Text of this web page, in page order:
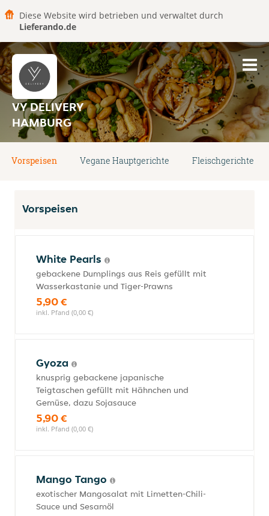
Diese Website wird betrieben und verwaltet durch
Lieferando.de
VY DELIVERY
HAMBURG
Vorspeisen Vegane Hauptgerichte Fleischgerichte
Vorspeisen
White Pearls
gebackene Dumplings aus Reis gefüllt mit
Wasserkastanie und Tiger-Prawns
5,90 €
inkl. Pfand (0,00 €)
Gyoza
knusprig gebackene japanische
Teigtaschen gefüllt mit Hähnchen und
Gemüse, dazu Sojasauce
5,90 €
inkl. Pfand (0,00 €)
Mango Tango
exotischer Mangosalat mit Limetten-Chili-
Sauce und Sesamöl